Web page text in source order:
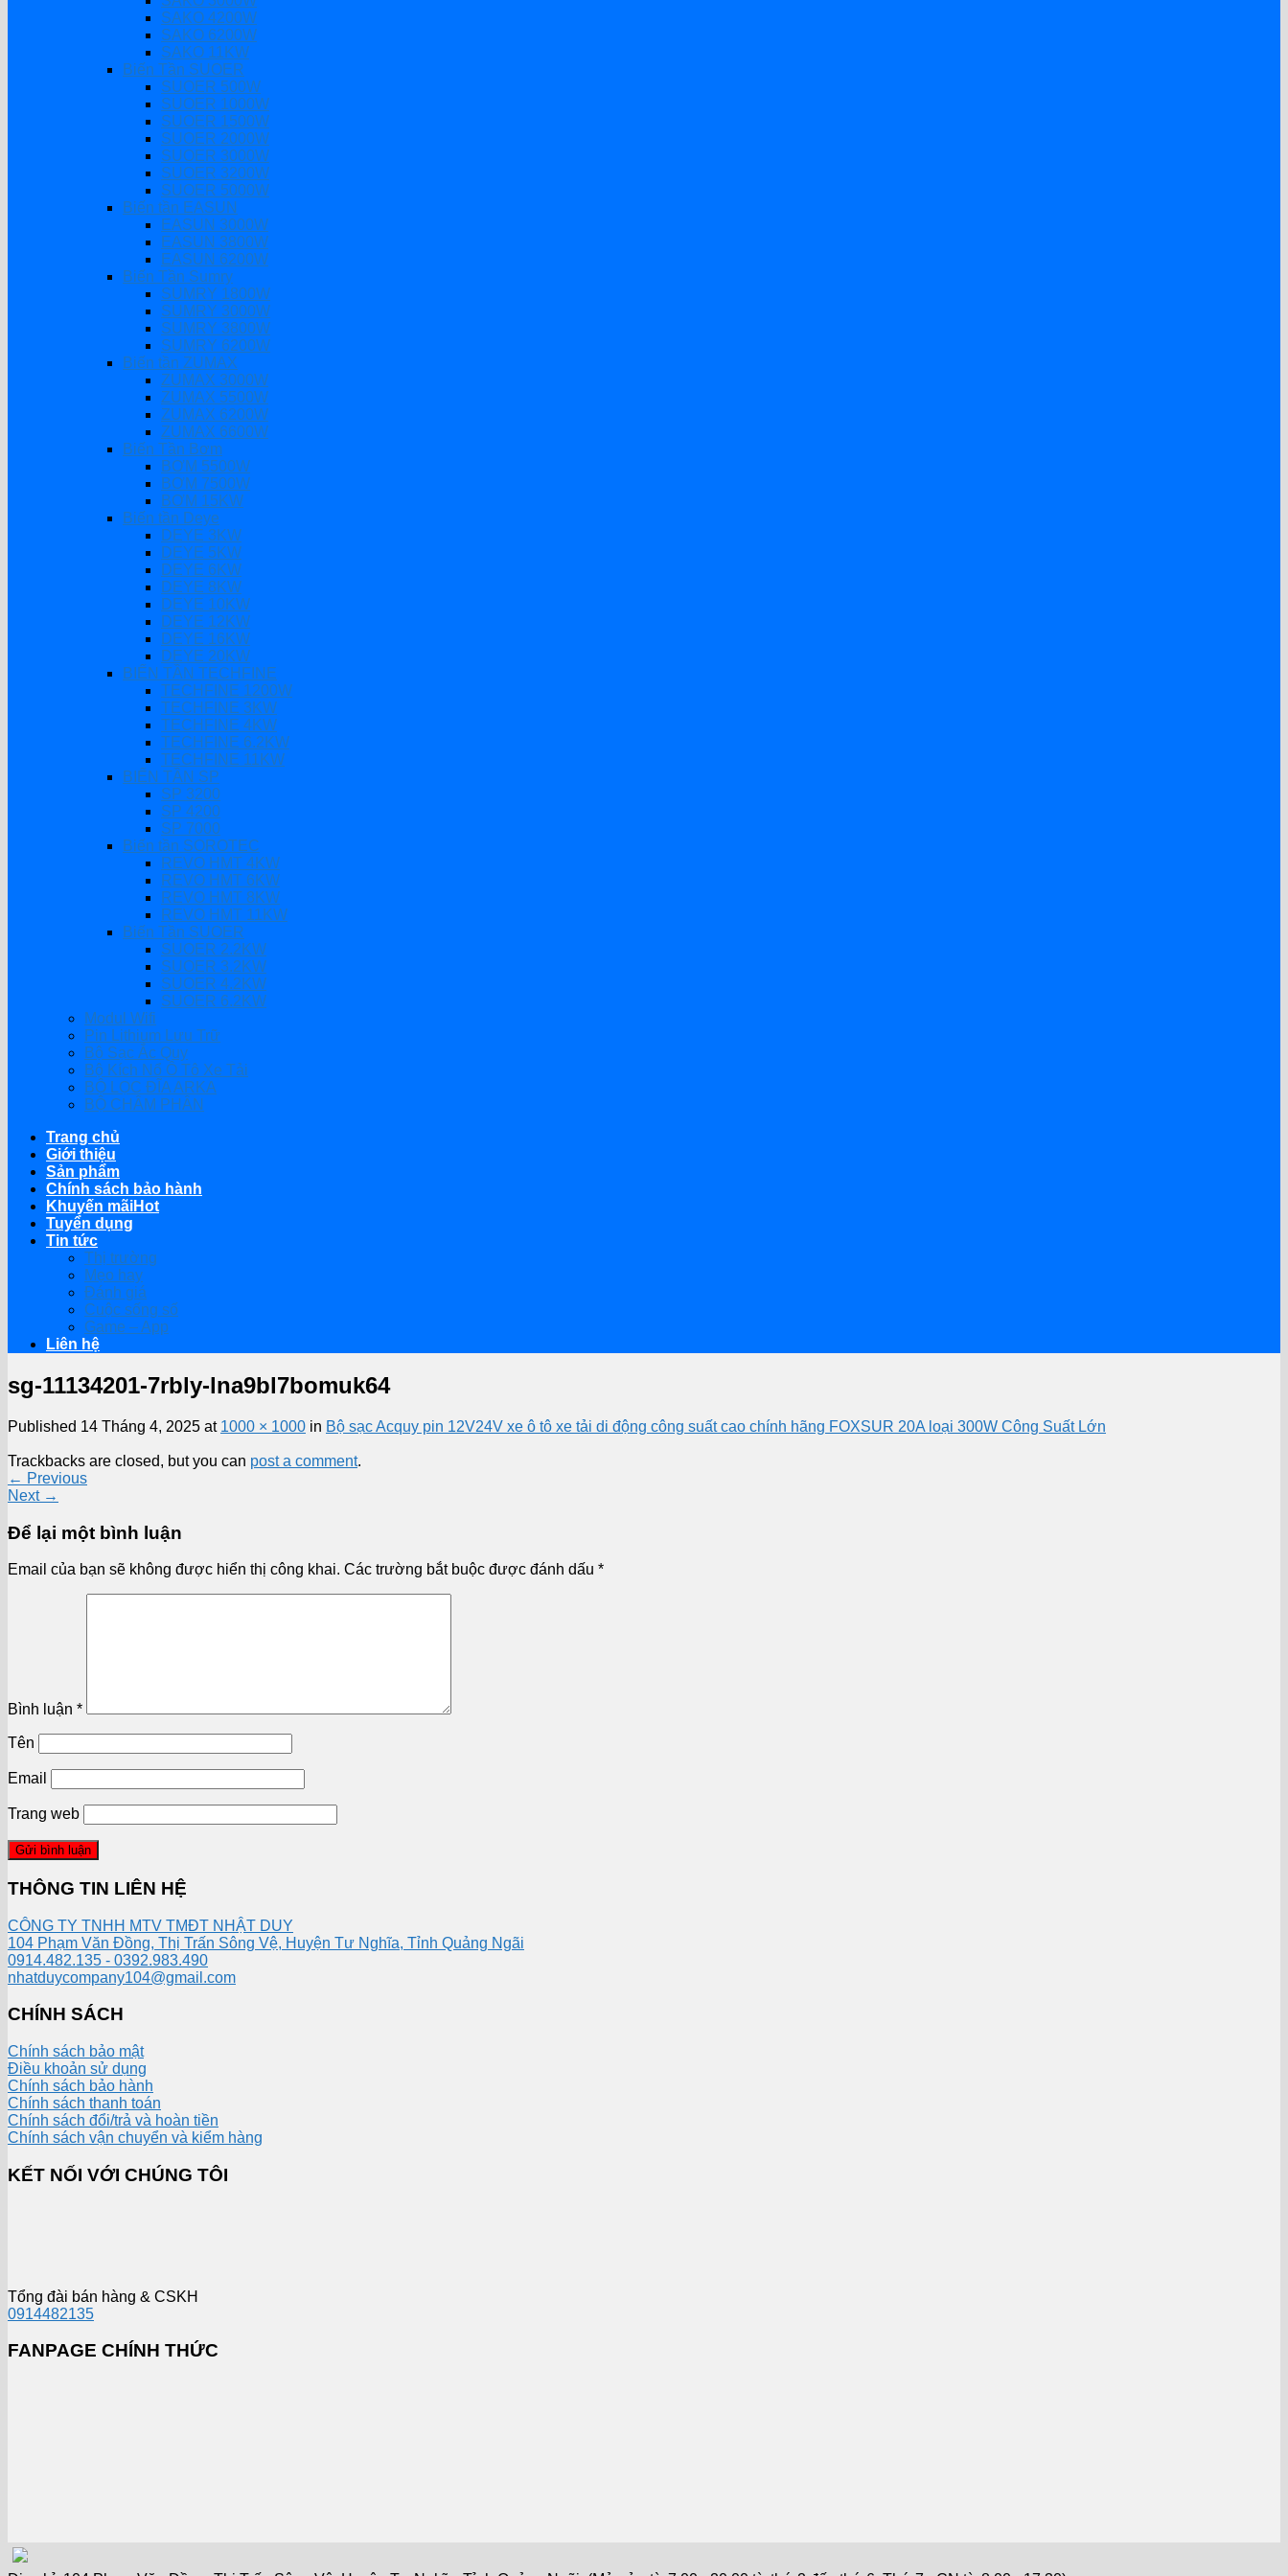
SAKO 4200W
SAKO 6200W
SAKO 11KW
Biến Tần SUOER
SUOER 500W
SUOER 1000W
SUOER 1500W
SUOER 2000W
SUOER 3000W
SUOER 3200W
SUOER 5000W
Biến tần EASUN
EASUN 3000W
EASUN 3800W
EASUN 6200W
Biến Tần Sumry
SUMRY 1800W
SUMRY 3000W
SUMRY 3800W
SUMRY 6200W
Biến tần ZUMAX
ZUMAX 3000W
ZUMAX 5500W
ZUMAX 6200W
ZUMAX 6600W
Biến Tần Bơm
BƠM 5500W
BƠM 7500W
BƠM 15KW
Biến tần Deye
DEYE 3KW
DEYE 5KW
DEYE 6KW
DEYE 8KW
DEYE 10KW
DEYE 12KW
DEYE 16KW
DEYE 20KW
BIẾN TẦN TECHFINE
TECHFINE 1200W
TECHFINE 3KW
TECHFINE 4KW
TECHFINE 6.2KW
TECHFINE 11KW
BIẾN TẦN SP
SP 3200
SP 4200
SP 7000
Biến tần SOROTEC
REVO HMT 4KW
REVO HMT 6KW
REVO HMT 8KW
REVO HMT 11KW
Biến Tần SUOER
SUOER 2.2KW
SUOER 3.2KW
SUOER 4.2KW
SUOER 6.2KW
Modul Wifi
Pin Lithium Lưu Trữ
Bộ Sạc Ắc Quy
Bộ Kích Nổ Ô Tô Xe Tải
BỘ LỌC ĐĨA ARKA
BỘ CHÂM PHÂN
Trang chủ
Giới thiệu
Sản phẩm
Chính sách bảo hành
Khuyến mãi
Tuyển dụng
Tin tức
Thị trường
Mẹo hay
Đánh giá
Cuộc sống số
Game – App
Liên hệ
sg-11134201-7rbly-lna9bl7bomuk64
Published 14 Tháng 4, 2025 at 1000 × 1000 in Bộ sạc Acquy pin 12V24V xe ô tô xe tải di động công suất cao chính hãng FOXSUR 20A loại 300W Công Suất Lớn
Trackbacks are closed, but you can post a comment.
← Previous
Next →
Để lại một bình luận
Email của bạn sẽ không được hiển thị công khai. Các trường bắt buộc được đánh dấu *
Bình luận *
Tên
Email
Trang web
THÔNG TIN LIÊN HỆ
CÔNG TY TNHH MTV TMĐT NHẬT DUY
104 Phạm Văn Đồng, Thị Trấn Sông Vệ, Huyện Tư Nghĩa, Tỉnh Quảng Ngãi
0914.482.135 - 0392.983.490
nhatduycompany104@gmail.com
CHÍNH SÁCH
Chính sách bảo mật
Điều khoản sử dụng
Chính sách bảo hành
Chính sách thanh toán
Chính sách đổi/trả và hoàn tiền
Chính sách vận chuyển và kiểm hàng
KẾT NỐI VỚI CHÚNG TÔI
Tổng đài bán hàng & CSKH
0914482135
FANPAGE CHÍNH THỨC